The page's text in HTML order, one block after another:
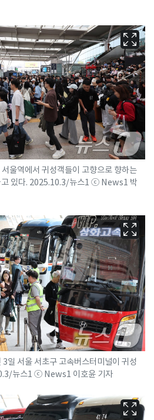
울역에서 귀성객들이 고향으로 향하는
고 있다. 2025.10.3/뉴스1 ⓒ News1 박
일 서울 서초구 고속버스터미널이 귀성
뉴스1 ⓒ News1 이호윤 기자